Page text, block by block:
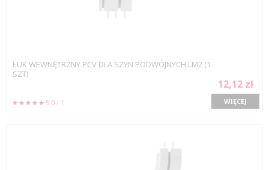
ŁUK WEWNĘTRZNY PCV DLA SZYN PODWÓJNYCH LM2 (1
SZT)
5.0 / 1
12,12 zł
WIĘCEJ